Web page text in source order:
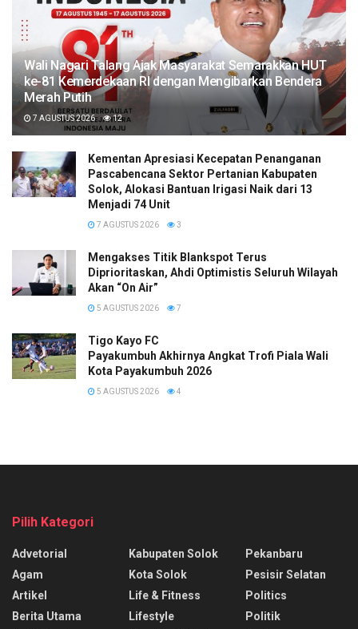
Wali Nagari Talang Ajak Masyarakat Semarakkan HUT
ke-81 Kemerdekaan RI dengan Mengibarkan Bendera
Merah Putih
7 AGUSTUS 2026 12
Kementan Apresiasi Kecepatan Penanganan
Pascabencana Sektor Pertanian Kabupaten
Solok, Alokasi Bantuan Irigasi Naik dari 13
Menjadi 74 Unit
7 AGUSTUS 2026 3
Mengakses Titik Blankspot Terus
Diprioritaskan, Ahdi Optimistis Seluruh Wilayah
Akan “On Air”
5 AGUSTUS 2026 7
Tigo Kayo FC
Payakumbuh Akhirnya Angkat Trofi Piala Wali
Kota Payakumbuh 2026
5 AGUSTUS 2026 4
Pilih Kategori
Advetorial
Agam
Artikel
Berita Utama
Kabupaten Solok
Kota Solok
Life & Fitness
Lifestyle
Pekanbaru
Pesisir Selatan
Politics
Politik